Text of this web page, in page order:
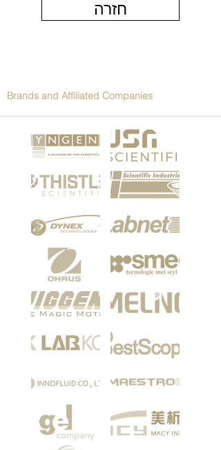
חזרה
Brands and Affiliated Companies